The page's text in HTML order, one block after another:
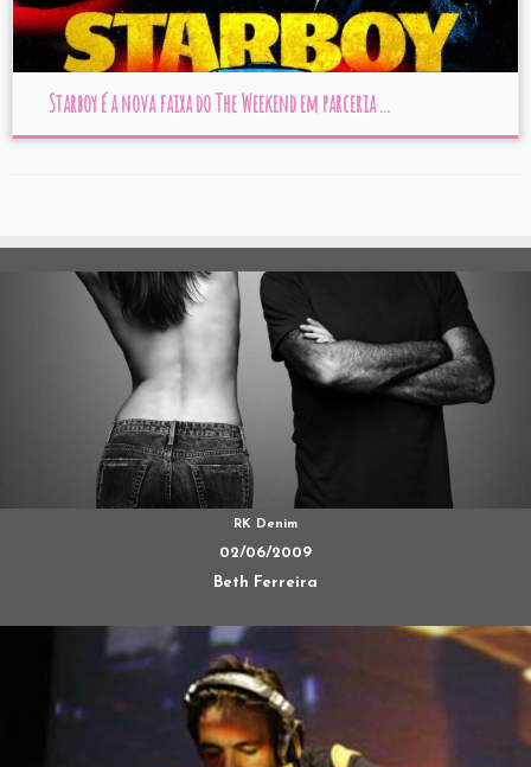
Starboy é a nova faixa do The Weekend em parceria ...
RK Denim
02/06/2009
Beth Ferreira